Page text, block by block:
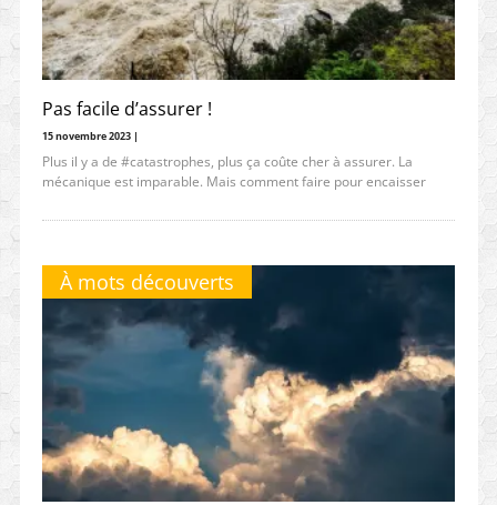
Pas facile d’assurer !
15 novembre 2023 |
Plus il y a de #catastrophes, plus ça coûte cher à assurer. La
mécanique est imparable. Mais comment faire pour encaisser
À mots découverts